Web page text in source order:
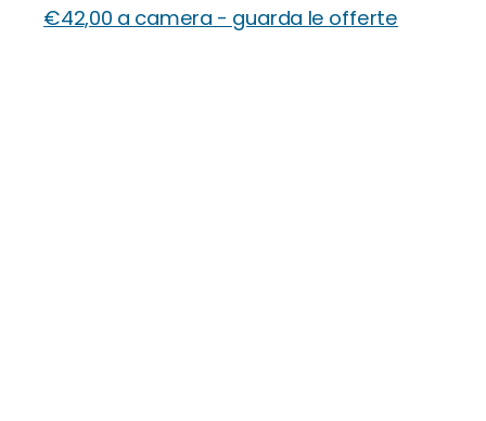
€42,00 a camera - guarda le offerte